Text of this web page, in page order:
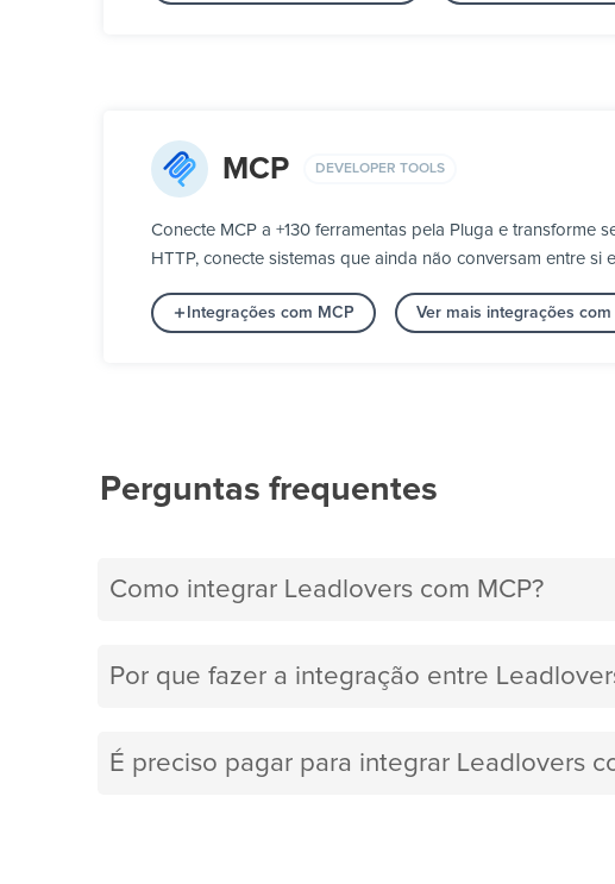
MCP DEVELOPER TOOLS
Conecte MCP a +130 ferramentas pela Pluga e
HTTP, conecte sistemas que ainda não conversam entre
Integrações com MCP Ver mais integrações
Perguntas frequentes
Como integrar Leadlovers com MCP?
Por que fazer a integração entre
É preciso pagar para integrar Leadlovers